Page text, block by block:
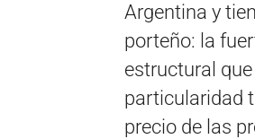
Argentina y
porteño: la
estructural
particularidad
precio de las